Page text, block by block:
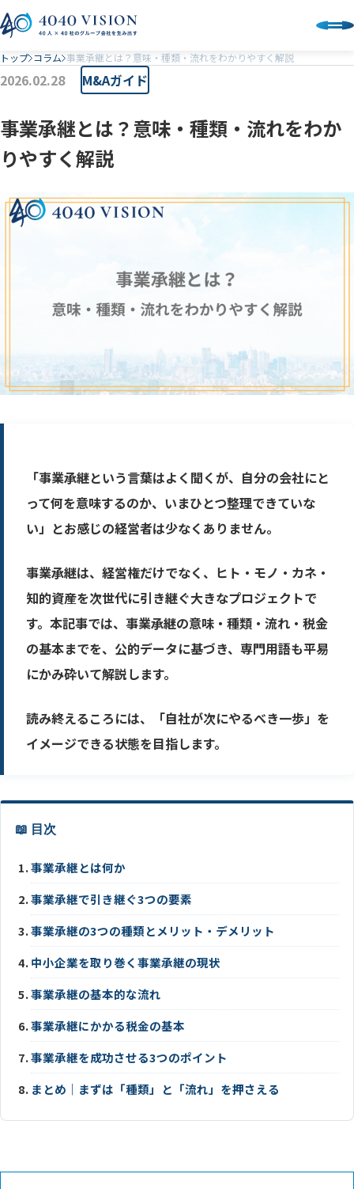
トップ コラム 事業承継とは？意味・種類・流れをわかりやすく解説
2026.02.28 M&Aガイド
事業承継とは？意味・種類・流れをわか
りやすく解説
「事業承継という言葉はよく聞くが、自分の会社にと
って何を意味するのか、いまひとつ整理できていな
い」とお感じの経営者は少なくありません。
事業承継は、経営権だけでなく、ヒト・モノ・カネ・
知的資産を次世代に引き継ぐ大きなプロジェクトで
す。本記事では、事業承継の意味・種類・流れ・税金
の基本までを、公的データに基づき、専門用語も平易
にかみ砕いて解説します。
読み終えるころには、「自社が次にやるべき一歩」を
イメージできる状態を目指します。
📖 目次
事業承継とは何か
事業承継で引き継ぐ3つの要素
事業承継の3つの種類とメリット・デメリット
中小企業を取り巻く事業承継の現状
事業承継の基本的な流れ
事業承継にかかる税金の基本
事業承継を成功させる3つのポイント
まとめ｜まずは「種類」と「流れ」を押さえる